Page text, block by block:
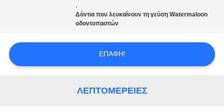
ΜΕ
,
Δόντια που λευκαίνουν τη γεύση Watermaloon
οδοντοπαστών
ΕΠΑΦΉ!
ΛΕΠΤΟΜΈΡΕΙΕΣ